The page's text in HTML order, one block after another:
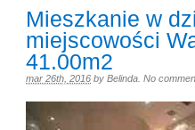
Mieszkanie w
miejscowości
41.00m2
mar 26th, 2016 by Belinda No